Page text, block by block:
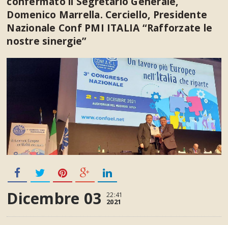
Domenico Marrella. Cerciello, Presidente
Nazionale Conf PMI ITALIA “Rafforzate le
nostre sinergie”
Dicembre 03 22:41
2021